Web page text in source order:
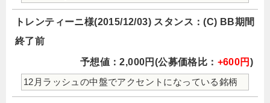
トレンティーニ様(2015/12/03) スタンス：(C) BB期間
終了前
予想値：2,000円(公募価格比： +600円 )
12月ラッシュの中盤でアクセントになっている銘柄